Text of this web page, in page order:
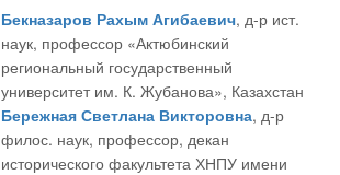
Бекназаров Рахым Агибаевич, д-р ист.
наук, профессор «Актюбинский
региональный государственный
университет им. К. Жубанова», Казахстан
Бережная Светлана Викторовна, д-р
филос. наук, профессор, декан
исторического факультета ХНПУ имени